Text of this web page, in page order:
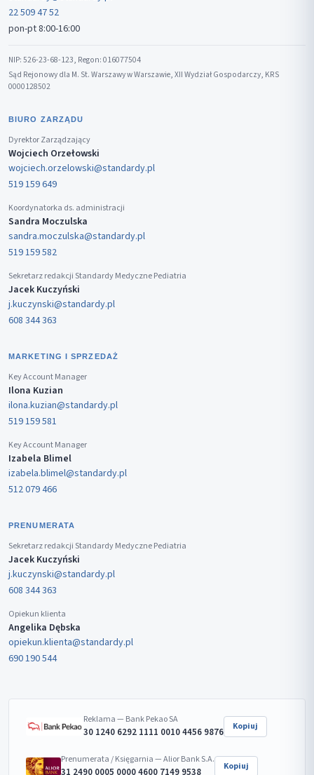
22 509 47 52
pon-pt 8:00-16:00
NIP: 526-23-68-123, Regon: 016077504
Sąd Rejonowy dla M. St. Warszawy w Warszawie, XII Wydział Gospodarczy, KRS
0000128502
BIURO ZARZĄDU
Dyrektor Zarządzający
Wojciech Orzełowski
wojciech.orzelowski@standardy.pl
519 159 649
Koordynatorka ds. administracji
Sandra Moczulska
sandra.moczulska@standardy.pl
519 159 582
Sekretarz redakcji Standardy Medyczne Pediatria
Jacek Kuczyński
j.kuczynski@standardy.pl
608 344 363
MARKETING I SPRZEDAŻ
Key Account Manager
Ilona Kuzian
ilona.kuzian@standardy.pl
519 159 581
Key Account Manager
Izabela Blimel
izabela.blimel@standardy.pl
512 079 466
PRENUMERATA
Sekretarz redakcji Standardy Medyczne Pediatria
Jacek Kuczyński
j.kuczynski@standardy.pl
608 344 363
Opiekun klienta
Angelika Dębska
opiekun.klienta@standardy.pl
690 190 544
Reklama — Bank Pekao SA
30 1240 6292 1111 0010 4456 9876 Kopiuj
Prenumerata / Księgarnia — Alior Bank S.A.
31 2490 0005 0000 4600 7149 9538 Kopiuj